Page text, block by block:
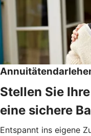
Stellen Sie
eine sichere
Entspannt ins eigene